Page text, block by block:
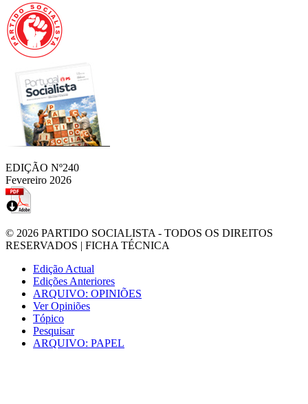
EDIÇÃO Nº240
Fevereiro 2026
© 2026 PARTIDO SOCIALISTA - TODOS OS DIREITOS
RESERVADOS | FICHA TÉCNICA
Edição Actual
Edições Anteriores
ARQUIVO: OPINIÕES
Ver Opiniões
Tópico
Pesquisar
ARQUIVO: PAPEL